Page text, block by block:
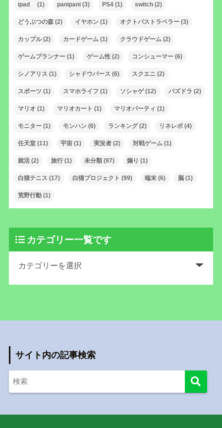
ipad (1) panipani(3) PS4(1) switch(2)
どうぶつの森(2) イヤホン(1) オクトパストラベラー(3)
カップル(2) カードゲーム(1) クラウドゲーム(2)
ゲームプランナー(1) ゲーム性(2) コンシューマー(6)
シノアリス (1) シャドウバース (6) スクエニ(2)
スポーツ (1) スマホライフ (1) ソシャゲ(12) パズドラ (2)
マリオ (1) マリオカート (1) マリオパーティ (1)
モニター(1) モンハン(6) ランキング(2) リネレボ(4)
任天堂(11) 宇宙(1) 実況者(2) 対戦ゲーム(1)
就活(2) 旅行(1) 未分類(97) 煽り (1)
白猫テニス (17) 白猫プロジェクト (99) 端末(6) 脳(1)
荒野行動(1)
カテゴリー一覧です
サイト内の記事検索